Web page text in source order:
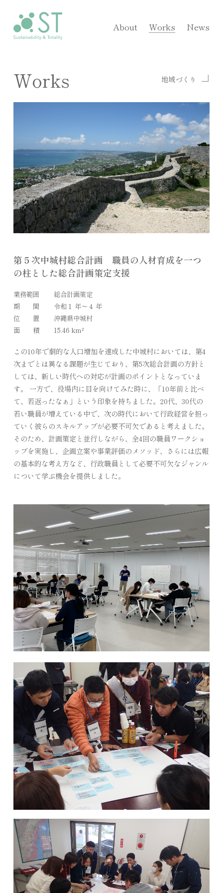
About Works News
Works 地域づくり
第５次中城村総合計画 職員の人材育成を一つ
の柱とした総合計画策定支援
業務範囲
総合計画策定
期 間
令和１ 年～４ 年
位 置
沖縄県中城村
面 積
15.46 km²
この10年で劇的な人口増加を達成した中城村においては、第4
次までとは異なる課題が生じており、第5次総合計画の方針と
しては、新しい時代への対応が計画のポイントとなっていま
す。 一方で、役場内に目を向けてみた時に、「10年前と比べ
て、若返ったなぁ」という印象を持ちました。20代、30代の
若い職員が増えている中で、次の時代において行政経営を担っ
ていく彼らのスキルアップが必要不可欠であると考えました。
そのため、計画策定と並行しながら、全4回の職員ワークショ
ップを実施し、企画立案や事業評価のメソッド、さらには広報
の基本的な考え方など、行政職員として必要不可欠なジャンル
について学ぶ機会を提供しました。